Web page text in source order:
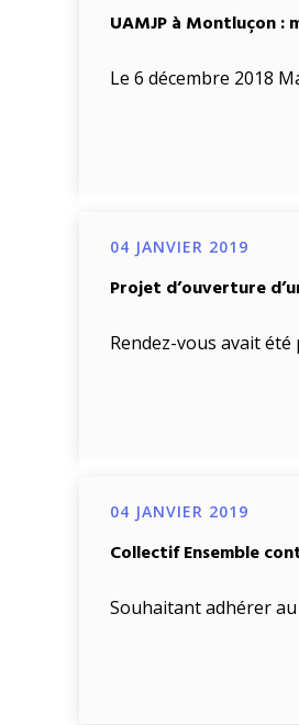
UAMJP à Montluçon
Le 6 décembre 2018
04 JANVIER 2019
Projet d’ouverture
Rendez-vous avait
04 JANVIER 2019
Collectif Ensemble
Souhaitant adhérer